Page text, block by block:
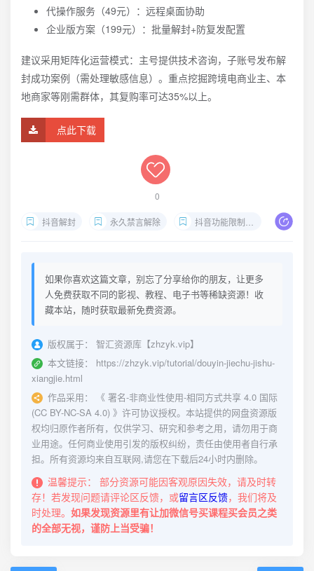
代操作服务（49元）：远程桌面协助
企业版方案（199元）：批量解封+防复发配置
建议采用矩阵化运营模式：主号提供技术咨询，子账号发布解
封成功案例（需处理敏感信息）。重点挖掘跨境电商业主、本
地商家等刚需群体，其复购率可达35%以上。
点此下载
0
抖音解封 永久禁言解除 抖音功能限制恢复 信息
如果你喜欢这篇文章，别忘了分享给你的朋友，让更多
人免费获取不同的影视、教程、电子书等稀缺资源！收
藏本站，随时获取最新免费资源。
版权属于：
智汇资源库【zhzyk.vip】
本文链接：
https://zhzyk.vip/tutorial/douyin-jiechu-jishu-
xiangjie.html
作品采用：
《 署名-非商业性使用-相同方式共享 4.0 国际
(CC BY-NC-SA 4.0) 》许可协议授权。本站提供的网盘资源版
权均归原作者所有，仅供学习、研究和参考之用，请勿用于商
业用途。任何商业使用引发的版权纠纷，责任由使用者自行承
担。所有资源均来自互联网,请您在下载后24小时内删除。
温馨提示：
部分资源可能因客观原因失效，请及时转
存！若发现问题请评论区反馈，或留言区反馈，我们将及
时处理。 如果发现资源里有让加微信号买课程买会员之类
的全部无视，谨防上当受骗！